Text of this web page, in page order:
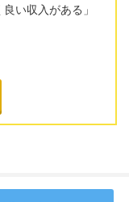
い収入がある」